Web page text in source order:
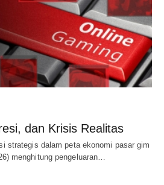
dan Krisis Realitas
strategis dalam peta ekonomi pasar gim
menghitung pengeluaran…